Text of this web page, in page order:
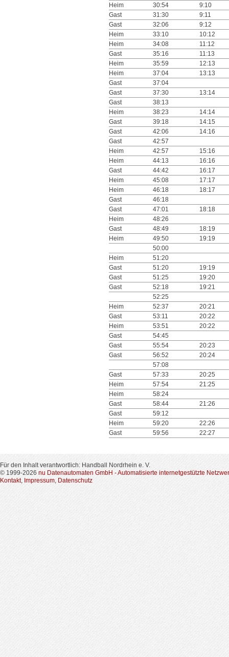
Heim 30:54
9:10
Gast
31:30
9:11
Gast
32:06
9:12
Heim
33:10
10:12
Heim
34:08
11:12
Gast
35:16
11:13
Heim
35:59
12:13
Heim
37:04
13:13
Gast
37:04
Gast
37:30
13:14
Gast
38:13
Heim
38:23
14:14
Gast
39:18
14:15
Gast
42:06
14:16
Gast
42:57
Heim
42:57
15:16
Heim
44:13
16:16
Gast
44:42
16:17
Heim
45:08
17:17
Heim
46:18
18:17
Gast
46:18
Gast
47:01
18:18
Heim
48:26
Gast
48:49
18:19
Heim
49:50
19:19
50:00
Heim
51:20
Gast
51:20
19:19
Gast
51:25
19:20
Gast
52:18
19:21
52:25
Heim
52:37
20:21
Gast
53:11
20:22
Heim
53:51
20:22
Gast
54:45
Gast
55:54
20:23
Gast
56:52
20:24
57:08
Gast
57:33
20:25
Heim
57:54
21:25
Heim
58:24
Gast
58:44
21:26
Gast
59:12
Heim
59:20
22:26
Gast
59:56 22:27
Für den Inhalt verantwortlich: Handball Nordrhein e. V.
© 1999-2026 nu Datenautomaten GmbH - Automatisierte internetgestützte
Kontakt, Impressum, Datenschutz